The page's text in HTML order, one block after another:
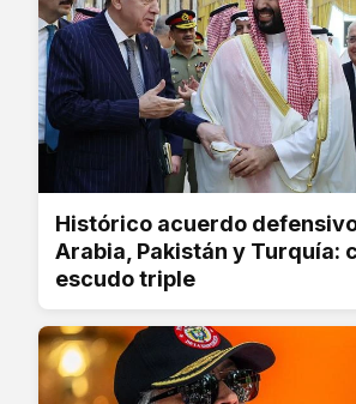
Histórico acuerdo
Arabia, Pakistán y Turquía:
escudo triple